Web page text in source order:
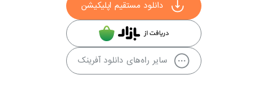
دانلود مستقیم اپلیکیشن
سایر راه‌های دانلود آفرینک